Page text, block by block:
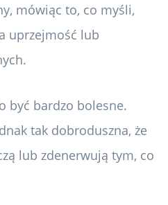
mówiąc to, co myśli,
uprzejmość lub
być bardzo bolesne.
tak dobroduszna, że
lub zdenerwują tym, co